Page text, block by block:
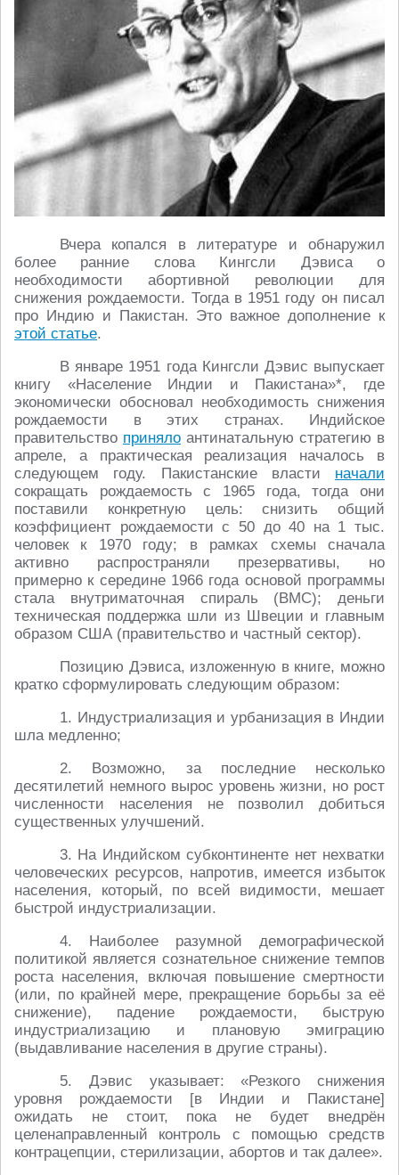
Вчера копался в литературе и обнаружил
более ранние слова Кингсли Дэвиса о
необходимости абортивной революции для
снижения рождаемости. Тогда в 1951 году он писал
про Индию и Пакистан. Это важное дополнение к
этой статье.
В январе 1951 года Кингсли Дэвис выпускает
книгу «Население Индии и Пакистана»*, где
экономически обосновал необходимость снижения
рождаемости в этих странах. Индийское
правительство приняло антинатальную стратегию в
апреле, а практическая реализация началось в
следующем году. Пакистанские власти начали
сокращать рождаемость с 1965 года, тогда они
поставили конкретную цель: снизить общий
коэффициент рождаемости с 50 до 40 на 1 тыс.
человек к 1970 году; в рамках схемы сначала
активно распространяли презервативы, но
примерно к середине 1966 года основой программы
стала внутриматочная спираль (ВМС); деньги
техническая поддержка шли из Швеции и главным
образом США (правительство и частный сектор).
Позицию Дэвиса, изложенную в книге, можно
кратко сформулировать следующим образом:
1. Индустриализация и урбанизация в Индии
шла медленно;
2. Возможно, за последние несколько
десятилетий немного вырос уровень жизни, но рост
численности населения не позволил добиться
существенных улучшений.
3. На Индийском субконтиненте нет нехватки
человеческих ресурсов, напротив, имеется избыток
населения, который, по всей видимости, мешает
быстрой индустриализации.
4. Наиболее разумной демографической
политикой является сознательное снижение темпов
роста населения, включая повышение смертности
(или, по крайней мере, прекращение борьбы за её
снижение), падение рождаемости, быструю
индустриализацию и плановую эмиграцию
(выдавливание населения в другие страны).
5. Дэвис указывает: «Резкого снижения
уровня рождаемости [в Индии и Пакистане]
ожидать не стоит, пока не будет внедрён
целенаправленный контроль с помощью средств
контрацепции, стерилизации, абортов и так далее».